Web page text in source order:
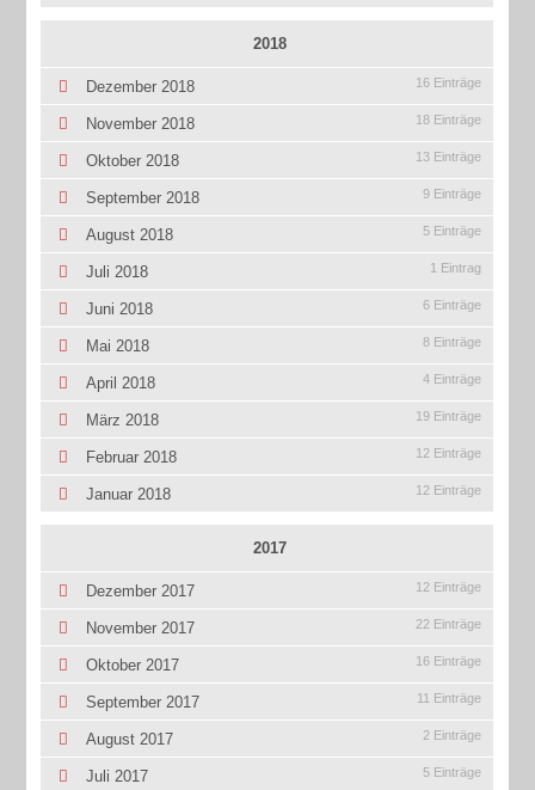
2018
Dezember 2018 16 Einträge
November 2018 18 Einträge
Oktober 2018 13 Einträge
September 2018 9 Einträge
August 2018 5 Einträge
Juli 2018 1 Eintrag
Juni 2018 6 Einträge
Mai 2018 8 Einträge
April 2018 4 Einträge
März 2018 19 Einträge
Februar 2018 12 Einträge
Januar 2018 12 Einträge
2017
Dezember 2017 12 Einträge
November 2017 22 Einträge
Oktober 2017 16 Einträge
September 2017 11 Einträge
August 2017 2 Einträge
Juli 2017 5 Einträge